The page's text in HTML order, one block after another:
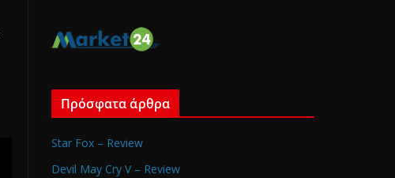
Πρόσφατα άρθρα
Star Fox – Review
Devil May Cry V – Review